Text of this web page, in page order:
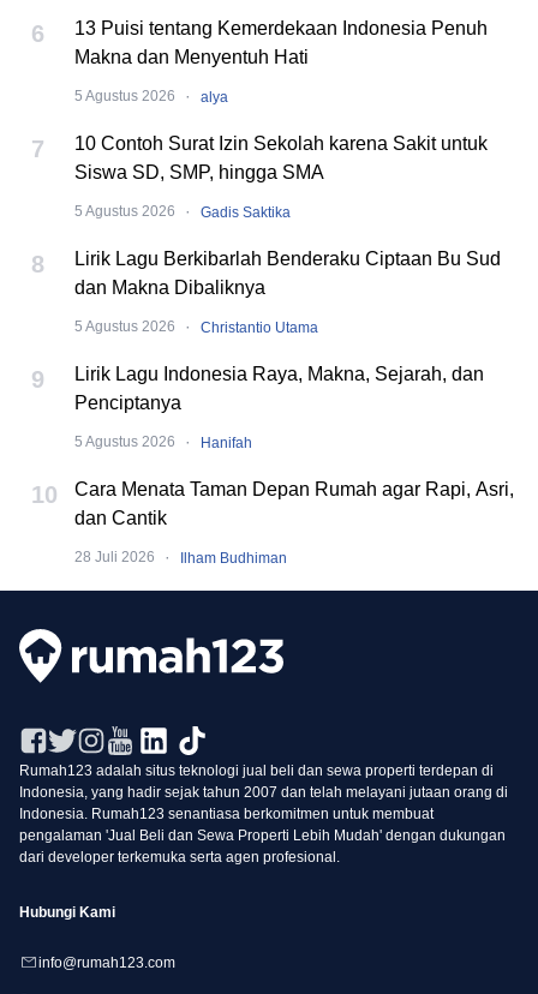
6
13 Puisi tentang Kemerdekaan Indonesia Penuh
Makna dan Menyentuh Hati
5 Agustus 2026 · alya
7
10 Contoh Surat Izin Sekolah karena Sakit untuk
Siswa SD, SMP, hingga SMA
5 Agustus 2026 · Gadis Saktika
8
Lirik Lagu Berkibarlah Benderaku Ciptaan Bu Sud
dan Makna Dibaliknya
5 Agustus 2026 · Christantio Utama
9
Lirik Lagu Indonesia Raya, Makna, Sejarah, dan
Penciptanya
5 Agustus 2026 · Hanifah
10
Cara Menata Taman Depan Rumah agar Rapi, Asri,
dan Cantik
28 Juli 2026 · Ilham Budhiman
Rumah123 adalah situs teknologi jual beli dan sewa properti terdepan di
Indonesia, yang hadir sejak tahun 2007 dan telah melayani jutaan orang di
Indonesia. Rumah123 senantiasa berkomitmen untuk membuat
pengalaman 'Jual Beli dan Sewa Properti Lebih Mudah' dengan dukungan
dari developer terkemuka serta agen profesional.
Hubungi Kami
info@rumah123.com